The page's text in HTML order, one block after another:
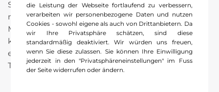
die Leistung der Webseite fortlaufend zu verbessern,
verarbeiten wir personenbezogene Daten und nutzen
Cookies - sowohl eigene als auch von Drittanbietern. Da
wir Ihre Privatsphäre schätzen, sind diese
standardmäßig deaktiviert. Wir würden uns freuen,
wenn Sie diese zulassen. Sie können Ihre Einwilligung
jederzeit in den "Privatsphäreneinstellungen" im Fuss
der Seite widerrufen oder ändern.
Stern erwarten. Der eActros 600 punktet nicht nur
mit den Sicherheitsassistenzsystemen von
Mercedes‑Benz Trucks, sondern eigens für ihn
konzipierten Features. Und mit der MirrorCam
erhältst du eine bessere Rundumsicht für deinen
Truck.